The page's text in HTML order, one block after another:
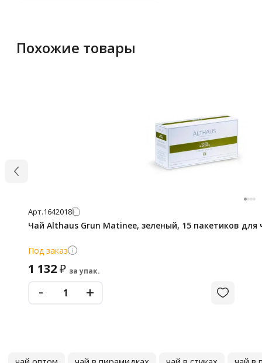
Похожие товары
Арт.1642018
Чай Althaus Grun Matinee, зеленый, 15 пакетиков для
Под заказ
1 132₽ за упак.
- +